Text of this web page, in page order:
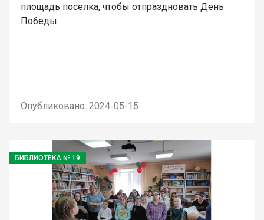
площадь поселка, чтобы отпраздновать День
Победы.
Опубликовано: 2024-05-15
БИБЛИОТЕКА № 19